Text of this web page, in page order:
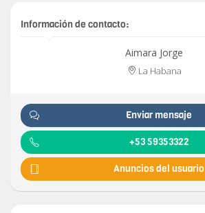
Información de contacto:
Aimara Jorge
La Habana
Enviar mensaje
+53 59353322
Anuncios del usuario